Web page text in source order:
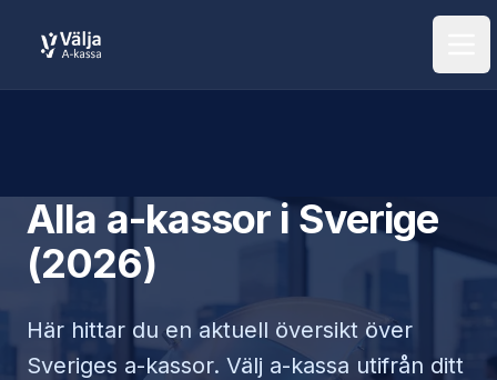
Alla a-kassor i Sverige
(2026)
Här hittar du en aktuell översikt över
Sveriges a-kassor. Välj a-kassa utifrån ditt